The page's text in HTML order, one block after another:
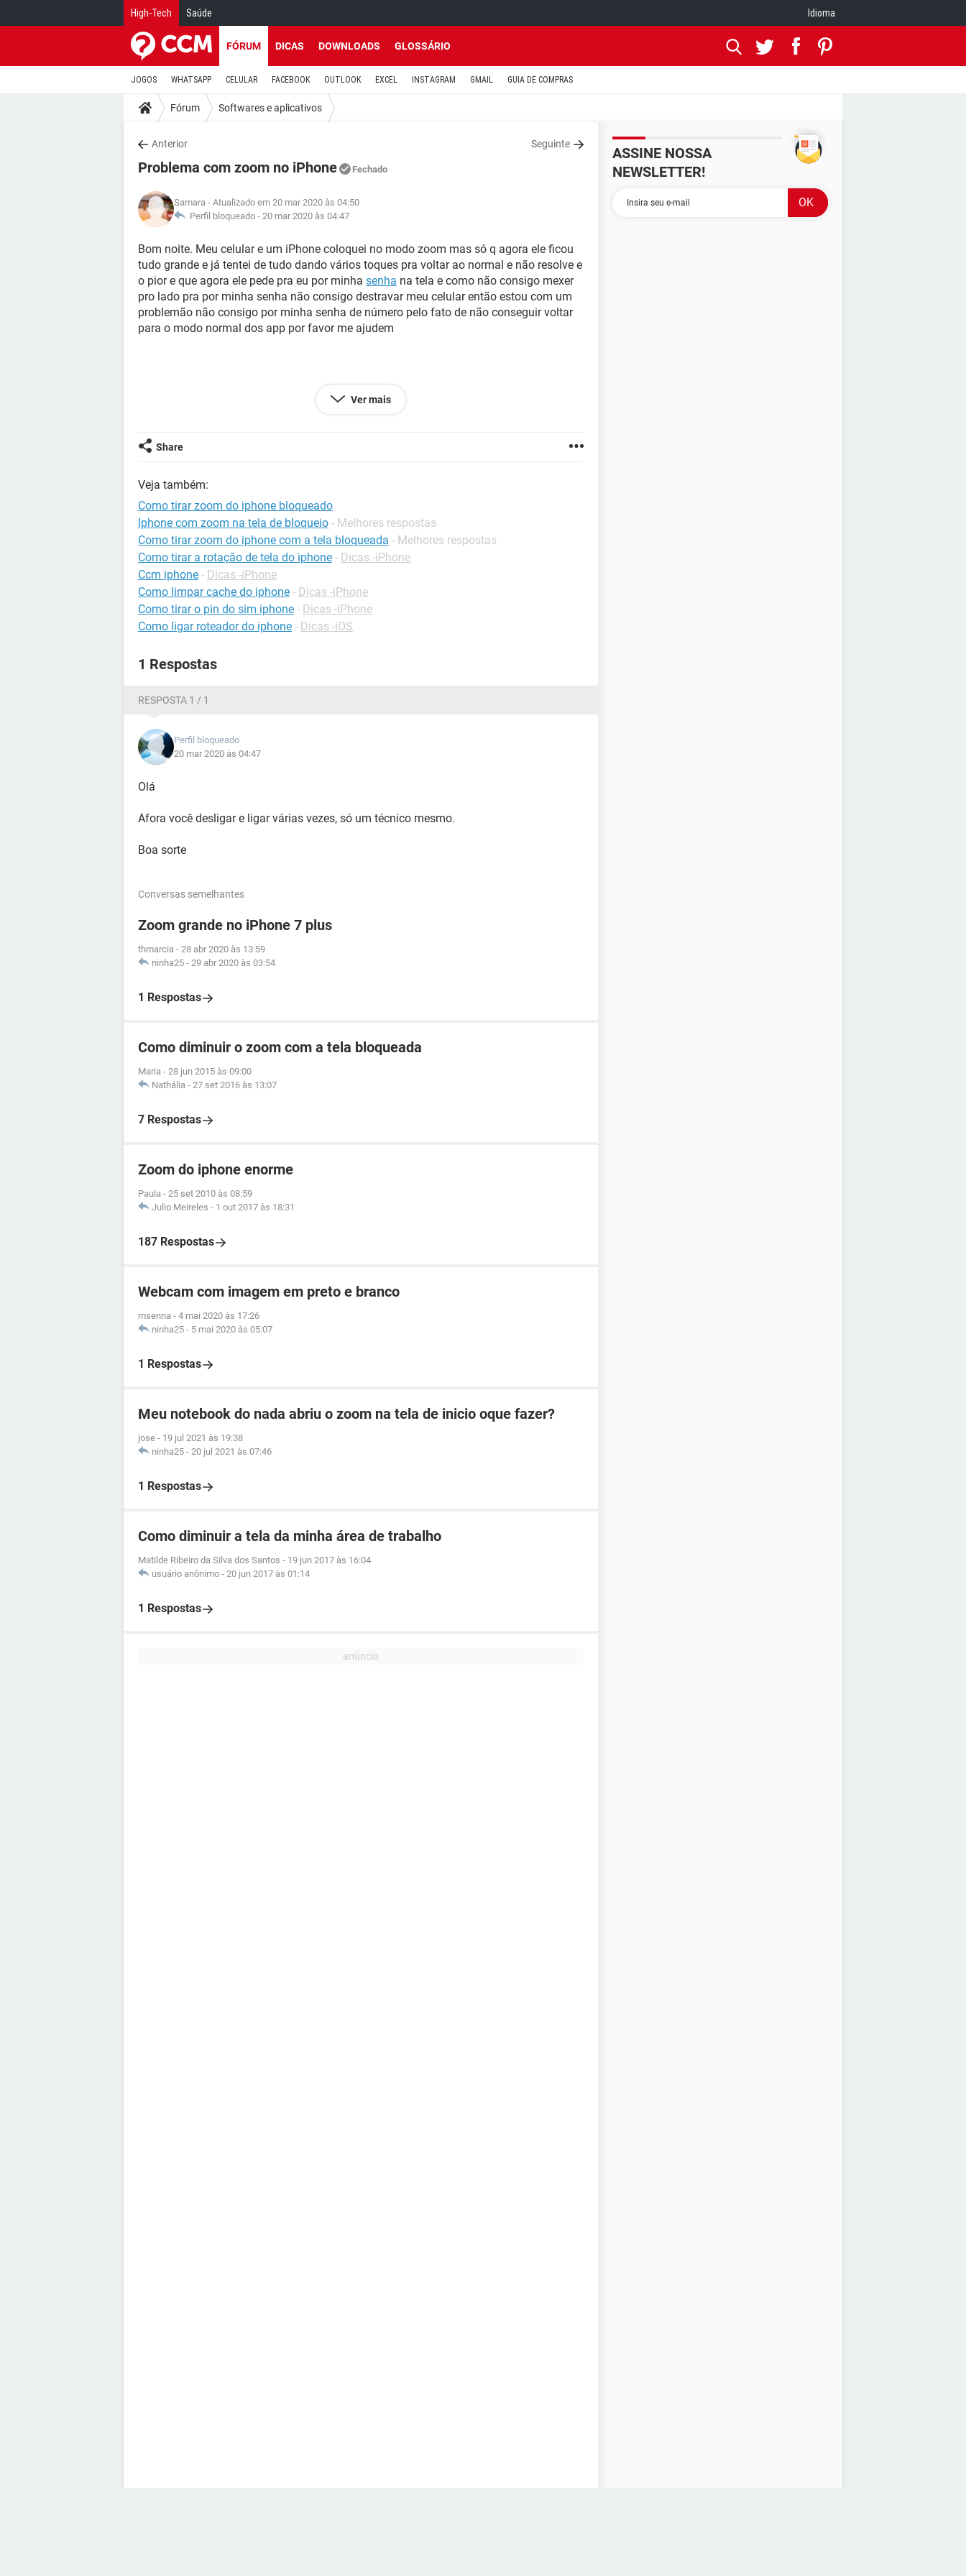
High-Tech Saúde Idioma
FÓRUM DICAS DOWNLOADS GLOSSÁRIO
JOGOS WHATSAPP CELULAR FACEBOOK OUTLOOK EXCEL INSTAGRAM GMAIL GUIA DE COMPRAS
Fórum Softwares e aplicativos
Anterior Seguinte
Problema com zoom no iPhone Fechado
Samara - Atualizado em 20 mar 2020 às 04:50
Perfil bloqueado - 20 mar 2020 às 04:47
Bom noite. Meu celular e um iPhone coloquei no modo zoom mas só q agora ele ficou
tudo grande e já tentei de tudo dando vários toques pra voltar ao normal e não resolve e
o pior e que agora ele pede pra eu por minha senha na tela e como não consigo mexer
pro lado pra por minha senha não consigo destravar meu celular então estou com um
problemão não consigo por minha senha de número pelo fato de não conseguir voltar
para o modo normal dos app por favor me ajudem
Ver mais
Share
Veja também:
Como tirar zoom do iphone bloqueado
Iphone com zoom na tela de bloqueio - Melhores respostas
Como tirar zoom do iphone com a tela bloqueada - Melhores respostas
Como tirar a rotação de tela do iphone - Dicas -iPhone
Ccm iphone - Dicas -iPhone
Como limpar cache do iphone - Dicas -iPhone
Como tirar o pin do sim iphone - Dicas -iPhone
Como ligar roteador do iphone - Dicas -iOS
1 Respostas
RESPOSTA 1 / 1
Perfil bloqueado
20 mar 2020 às 04:47
Olá
Afora você desligar e ligar várias vezes, só um técnico mesmo.
Boa sorte
Conversas semelhantes
Zoom grande no iPhone 7 plus
thmarcia - 28 abr 2020 às 13:59
ninha25 - 29 abr 2020 às 03:54
1 Respostas
Como diminuir o zoom com a tela bloqueada
Maria - 28 jun 2015 às 09:00
Nathália - 27 set 2016 às 13:07
7 Respostas
Zoom do iphone enorme
Paula - 25 set 2010 às 08:59
Julio Meireles - 1 out 2017 às 18:31
187 Respostas
Webcam com imagem em preto e branco
msenna - 4 mai 2020 às 17:26
ninha25 - 5 mai 2020 às 05:07
1 Respostas
Meu notebook do nada abriu o zoom na tela de inicio oque fazer?
jose - 19 jul 2021 às 19:38
ninha25 - 20 jul 2021 às 07:46
1 Respostas
Como diminuir a tela da minha área de trabalho
Matilde Ribeiro da Silva dos Santos - 19 jun 2017 às 16:04
usuário anônimo - 20 jun 2017 às 01:14
1 Respostas
ASSINE NOSSA
NEWSLETTER!